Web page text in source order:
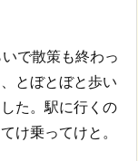
で散策も終わっ
とぼとぼと歩い
た。 駅に行くの
け乗ってけと。